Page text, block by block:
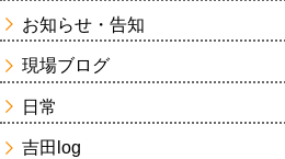
お知らせ・告知
現場ブログ
日常
吉田log